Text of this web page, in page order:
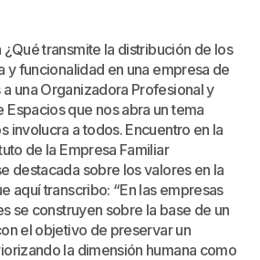
transmite la distribución de los
y funcionalidad en una empresa de
una Organizadora Profesional y
Espacios que nos abra un tema
involucra a todos. Encuentro en la
de la Empresa Familiar
destacada sobre los valores en la
aquí transcribo: “En las empresas
se construyen sobre la base de un
el objetivo de preservar un
la dimensión humana como